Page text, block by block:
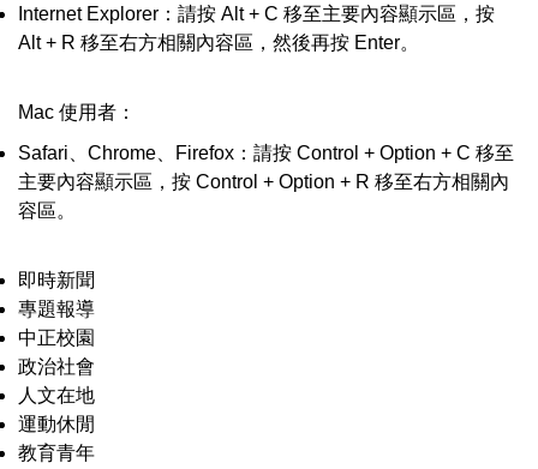
Internet Explorer：請按 Alt + C 移至主要內容顯示區，按
Alt + R 移至右方相關內容區，然後再按 Enter。
Mac 使用者：
Safari、Chrome、Firefox：請按 Control + Option + C 移至
主要內容顯示區，按 Control + Option + R 移至右方相關內
容區。
即時新聞
專題報導
中正校園
政治社會
人文在地
運動休閒
教育青年